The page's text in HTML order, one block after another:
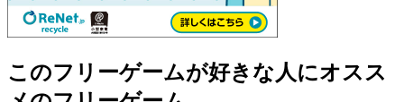
このフリーゲームが好きな人にオスス